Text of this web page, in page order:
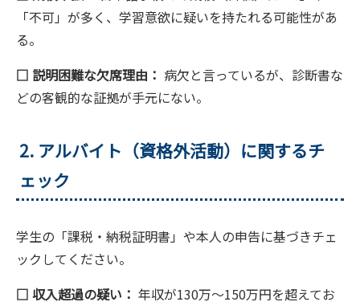
「不可」が多く、学習意欲に疑いを持たれる可能性があ
る。
□ 説明困難な欠席理由： 病欠と言っているが、診断書な
どの客観的な証拠が手元にない。
2. アルバイト（資格外活動）に関するチ
ェック
学生の「課税・納税証明書」や本人の申告に基づきチェ
ックしてください。
□ 収入超過の疑い： 年収が130万〜150万円を超えてお